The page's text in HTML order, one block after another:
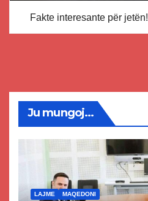
Fakte interesante për jetën!
Ju mungoj...
LAJME MAQEDONI